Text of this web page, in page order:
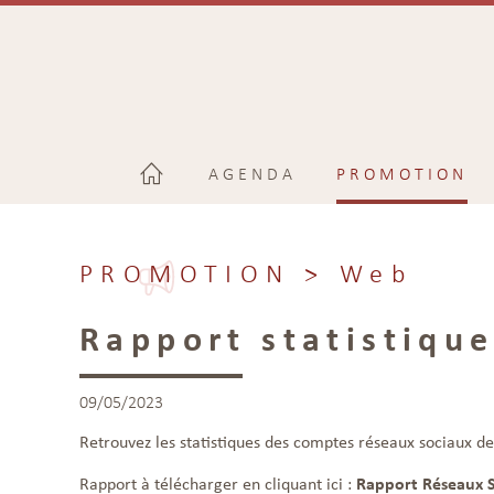
AGENDA PROMOTION
PROMOTION > Web
Rapport
09/05/2023
Retrouvez les statistiques des comptes réseaux sociaux
Rapport à télécharger en cliquant ici : Rapport Réseaux